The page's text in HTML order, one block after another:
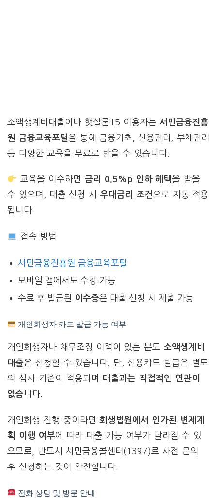
소액생계비대출이나 햇살론15 이용자는서민금융진흥
원 금융교육포털을 통해 금융기초, 신용관리, 부채관리
등 다양한 교육을 무료로 받을 수 있습니다.
교육을 이수하면 금리 0.5%p 인하 혜택을 받을
수 있으며, 대출 신청 시우대금리 조건으로 자동 적용
됩니다.
접속 방법
서민금융진흥원 금융교육포털
모바일 앱에서도 수강 가능
수료 후 발급된 이수증은 대출 신청 시 제출 가능
개인회생자 카드 발급 가능 여부
개인회생자나 채무조정 이력이 있는 분도 소액생계비
대출은 신청할 수 있습니다. 단, 신용카드 발급은 별도
의 심사 기준이 적용되며 대출과는 직접적인 연관이
없습니다.
개인회생 진행 중이라면회생법원에서 인가된 변제계
획 이행 여부에 따라 대출 가능 여부가 달라질 수 있
으므로, 반드시 서민금융콜센터(1397)로 사전 문의
후 신청하는 것이 안전합니다.
전화 상담 및 방문 안내